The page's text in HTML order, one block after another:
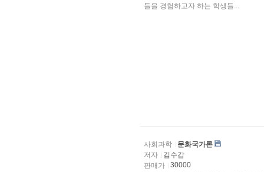
들을 경험하고자 하는 학생들...
사회과학
문화국가론
저자
김수갑
판매가
30000